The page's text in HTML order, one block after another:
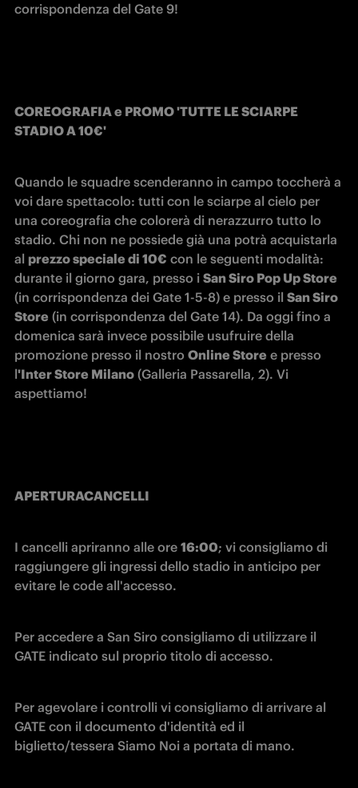
corrispondenza del Gate 9!
COREOGRAFIA e PROMO 'TUTTE LE SCIARPE
STADIO A 10€'
Quando le squadre scenderanno in campo toccherà a
voi dare spettacolo: tutti con le sciarpe al cielo per
una coreografia che colorerà di nerazzurro tutto lo
stadio. Chi non ne possiede già una potrà acquistarla
al prezzo speciale di 10€ con le seguenti modalità:
durante il giorno gara, presso i San Siro Pop Up Store
(in corrispondenza dei Gate 1-5-8) e presso il San Siro
Store (in corrispondenza del Gate 14). Da oggi fino a
domenica sarà invece possibile usufruire della
promozione presso il nostro Online Store e presso
l'Inter Store Milano (Galleria Passarella, 2). Vi
aspettiamo!
APERTURACANCELLI
I cancelli apriranno alle ore 16:00; vi consigliamo di
raggiungere gli ingressi dello stadio in anticipo per
evitare le code all'accesso.
Per accedere a San Siro consigliamo di utilizzare il
GATE indicato sul proprio titolo di accesso.
Per agevolare i controlli vi consigliamo di arrivare al
GATE con il documento d'identità ed il
biglietto/tessera Siamo Noi a portata di mano.